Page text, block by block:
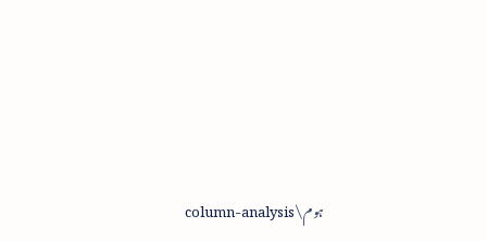
ہوم column-analysis